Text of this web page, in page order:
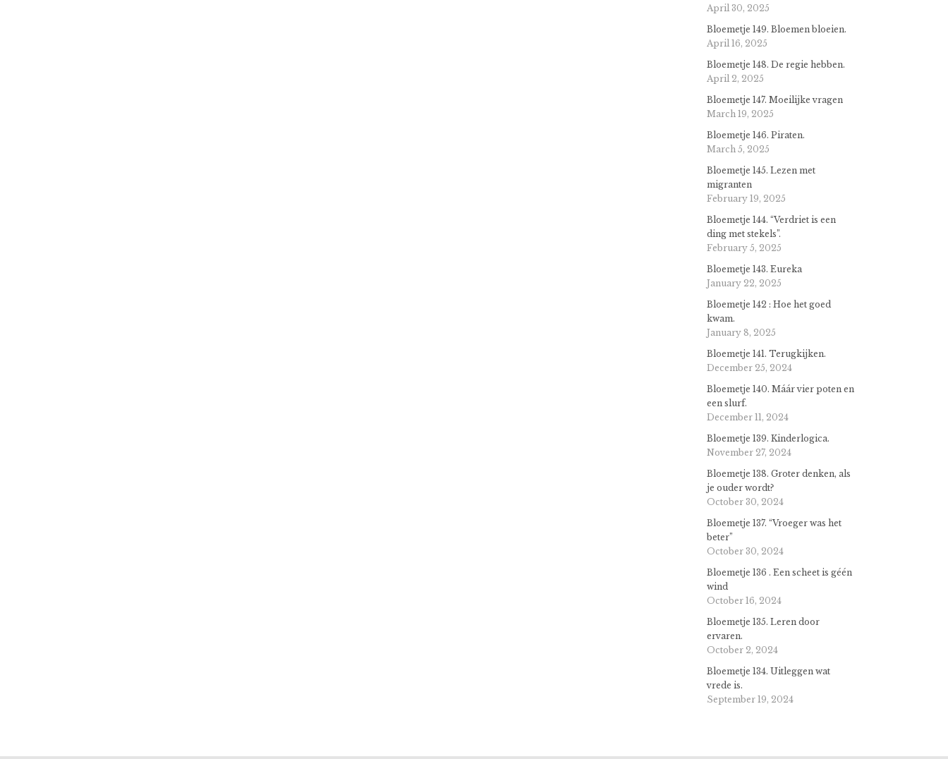
April 30, 2025
Bloemetje 149. Bloemen bloeien.
April 16, 2025
Bloemetje 148. De regie hebben.
April 2, 2025
Bloemetje 147. Moeilijke vragen
March 19, 2025
Bloemetje 146. Piraten.
March 5, 2025
Bloemetje 145. Lezen met
migranten
February 19, 2025
Bloemetje 144. “Verdriet is een
ding met stekels”.
February 5, 2025
Bloemetje 143. Eureka
January 22, 2025
Bloemetje 142 : Hoe het goed
kwam.
January 8, 2025
Bloemetje 141. Terugkijken.
December 25, 2024
Bloemetje 140. Máár vier poten en
een slurf.
December 11, 2024
Bloemetje 139. Kinderlogica.
November 27, 2024
Bloemetje 138. Groter denken, als
je ouder wordt?
October 30, 2024
Bloemetje 137. “Vroeger was het
beter”
October 30, 2024
Bloemetje 136 . Een scheet is géén
wind
October 16, 2024
Bloemetje 135. Leren door
ervaren.
October 2, 2024
Bloemetje 134. Uitleggen wat
vrede is.
September 19, 2024